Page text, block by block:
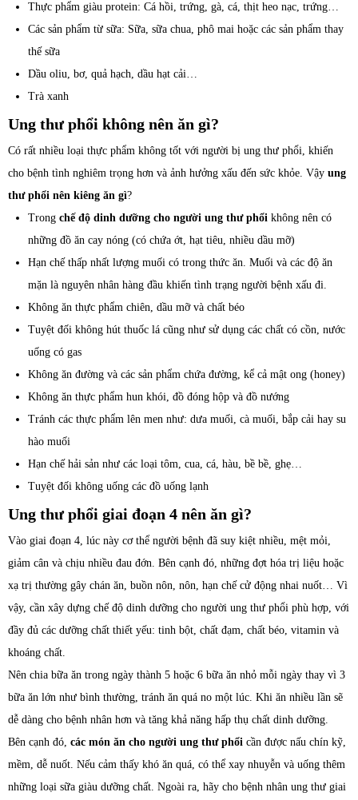
Thực phẩm giàu protein: Cá hồi, trứng, gà, cá, thịt heo nạc, trứng…
Các sản phẩm từ sữa: Sữa, sữa chua, phô mai hoặc các sản phẩm thay
thế sữa
Dầu oliu, bơ, quả hạch, dầu hạt cải…
Trà xanh
Ung thư phổi không nên ăn gì?
Có rất nhiều loại thực phẩm không tốt với người bị ung thư phổi, khiến
cho bệnh tình nghiêm trọng hơn và ảnh hưởng xấu đến sức khỏe. Vậy ung
thư phổi nên kiêng ăn gì?
Trong chế độ dinh dưỡng cho người ung thư phổi không nên có
những đồ ăn cay nóng (có chứa ớt, hạt tiêu, nhiều dầu mỡ)
Hạn chế thấp nhất lượng muối có trong thức ăn. Muối và các độ ăn
mặn là nguyên nhân hàng đầu khiến tình trạng người bệnh xấu đi.
Không ăn thực phẩm chiên, dầu mỡ và chất béo
Tuyệt đối không hút thuốc lá cũng như sử dụng các chất có cồn, nước
uống có gas
Không ăn đường và các sản phẩm chứa đường, kể cả mật ong (honey)
Không ăn thực phẩm hun khói, đồ đóng hộp và đồ nướng
Tránh các thực phẩm lên men như: dưa muối, cà muối, bắp cải hay su
hào muối
Hạn chế hải sản như các loại tôm, cua, cá, hàu, bề bề, ghẹ…
Tuyệt đối không uống các đồ uống lạnh
Ung thư phổi giai đoạn 4 nên ăn gì?
Vào giai đoạn 4, lúc này cơ thể người bệnh đã suy kiệt nhiều, mệt mỏi,
giảm cân và chịu nhiều đau đớn. Bên cạnh đó, những đợt hóa trị liệu hoặc
xạ trị thường gây chán ăn, buồn nôn, nôn, hạn chế cử động nhai nuốt… Vì
vậy, cần xây dựng chế độ dinh dưỡng cho người ung thư phổi phù hợp, với
đầy đủ các dưỡng chất thiết yếu: tinh bột, chất đạm, chất béo, vitamin và
khoáng chất.
Nên chia bữa ăn trong ngày thành 5 hoặc 6 bữa ăn nhỏ mỗi ngày thay vì 3
bữa ăn lớn như bình thường, tránh ăn quá no một lúc. Khi ăn nhiều lần sẽ
dễ dàng cho bệnh nhân hơn và tăng khả năng hấp thụ chất dinh dưỡng.
Bên cạnh đó, các món ăn cho người ung thư phổi cần được nấu chín kỹ,
mềm, dễ nuốt. Nếu cảm thấy khó ăn quá, có thể xay nhuyễn và uống thêm
những loại sữa giàu dưỡng chất. Ngoài ra, hãy cho bệnh nhân ung thư giai